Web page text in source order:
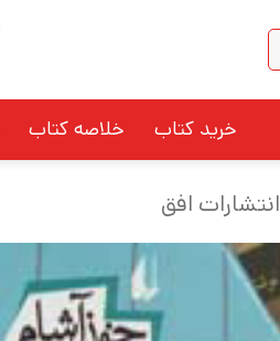
خرید کتاب خلاصه کتاب
انتشارات افق